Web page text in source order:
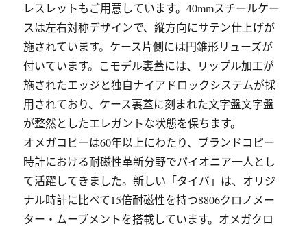
レスレットもご用意しています。40mmスチールケー
スは左右対称デザインで、縦方向にサテン仕上げが
施されています。ケース片側には円錐形リューズが
付いています。こモデル裏蓋には、リップル加工が
施されたエッジと独自ナイアドロックシステムが採
用されており、ケース裏蓋に刻まれた文字盤文字盤
が整然としたエレガントな状態を保ちます。
オメガコピーは60年以上にわたり、ブランドコピー
時計における耐磁性革新分野でパイオニア一人とし
て活躍してきました。新しい「タイバ」は、オリジ
ナル時計に比べて15倍耐磁性を持つ8806クロノメー
ター・ムーブメントを搭載しています。オメガクロ